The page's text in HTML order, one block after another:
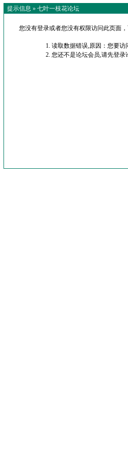
提示信息 » 七叶一枝花论坛
您没有登录或者您没有权限访问此页面
读取数据错误,原因：您要
您还不是论坛会员,请先登录